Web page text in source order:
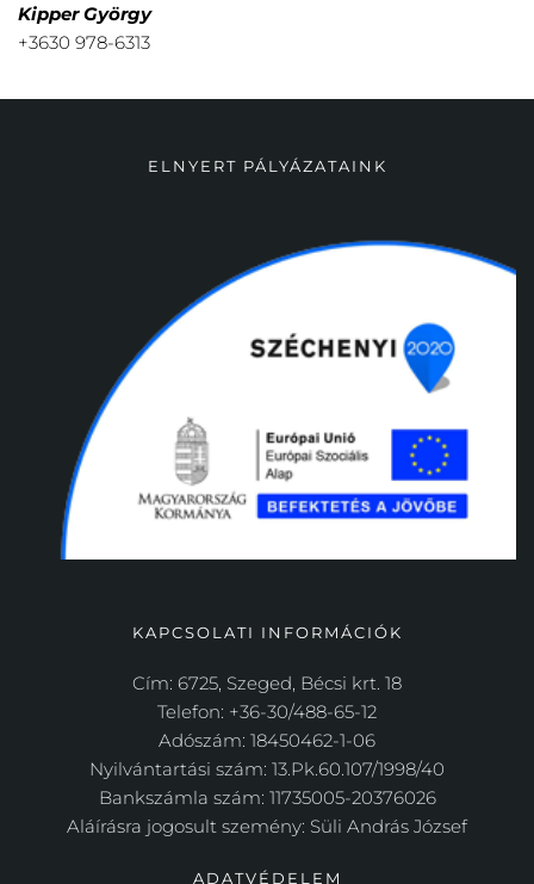
Kipper György
+3630 978-6313
ELNYERT PÁLYÁZATAINK
KAPCSOLATI INFORMÁCIÓK
Cím: 6725, Szeged, Bécsi krt. 18
Telefon: +36-30/488-65-12
Adószám: 18450462-1-06
Nyilvántartási szám: 13.Pk.60.107/1998/40
Bankszámla szám: 11735005-20376026
Aláírásra jogosult szemény: Süli András József
ADATVÉDELEM